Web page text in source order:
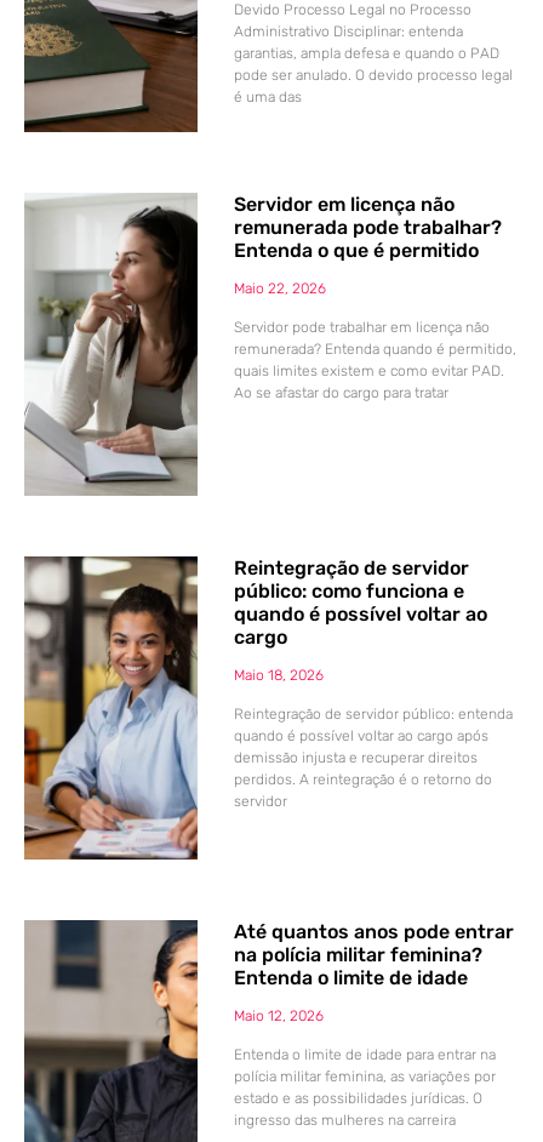
Devido Processo Legal no Processo
Administrativo Disciplinar: entenda
garantias, ampla defesa e quando o PAD
pode ser anulado. O devido processo legal
é uma das
Servidor em licença não
remunerada pode trabalhar?
Entenda o que é permitido
Maio 22, 2026
Servidor pode trabalhar em licença não
remunerada? Entenda quando é permitido,
quais limites existem e como evitar PAD.
Ao se afastar do cargo para tratar
Reintegração de servidor
público: como funciona e
quando é possível voltar ao
cargo
Maio 18, 2026
Reintegração de servidor público: entenda
quando é possível voltar ao cargo após
demissão injusta e recuperar direitos
perdidos. A reintegração é o retorno do
servidor
Até quantos anos pode entrar
na polícia militar feminina?
Entenda o limite de idade
Maio 12, 2026
Entenda o limite de idade para entrar na
polícia militar feminina, as variações por
estado e as possibilidades jurídicas. O
ingresso das mulheres na carreira